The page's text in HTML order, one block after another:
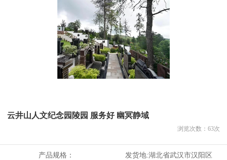
云井山人文纪念园陵园 服务好 幽冥静域
浏览次数： 63次
产品规格： 发货地:湖北省武汉市汉阳区